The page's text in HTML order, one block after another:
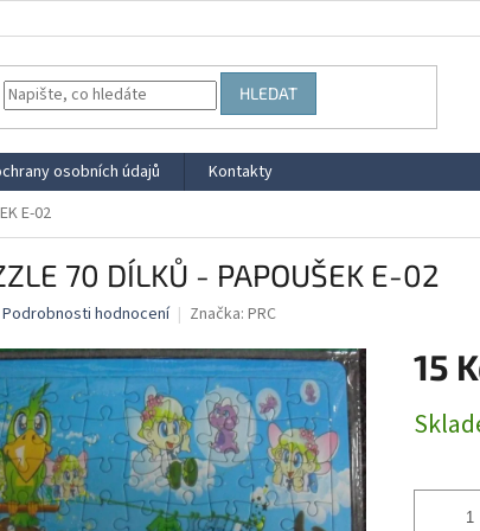
HLEDAT
osobních údajů
Kontakty
E-02
70 DÍLKŮ - PAPOUŠEK E-02
Podrobnosti hodnocení Značka: PRC
15
cena: